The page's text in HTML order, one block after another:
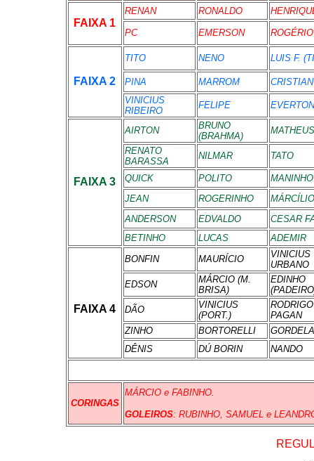
FAIXA 1
RENAN RONALDO
PC EMERSON ROGÉRIO
FAIXA 2
TITO NENO LUIS F.
PINA MARROM
VINICIUS
RIBEIRO
FELIPE EVERTON
FAIXA 3
AIRTON
BRUNO
(BRAHMA)
MATHEUS
RENATO
BARASSA
NILMAR TATO
QUICK POLITO
MANINHO
JEAN
ROGERINHO
MÁRCÍLIO
ANDERSON
EDVALDO
CESAR
BETINHO
LUCAS ADEMIR
FAIXA 4
BONFIN MAURÍCIO
VINICIUS
URBANO
EDSON
MÁRCIO (M.
BRISA)
EDINHO
DÃO
VINICIUS
(PORT.)
RODRIGO
PAGAN
ZINHO
BORTORELLI
GORDELA
DÊNIS
DÚ BORIN NANDO
CORINGAS
MÁRCIO e FABINHO.
GOLEIROS: RUBINHO, SAMUEL e